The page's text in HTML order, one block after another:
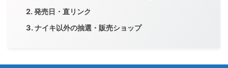
発売日・直リンク
ナイキ以外の抽選・販売ショップ